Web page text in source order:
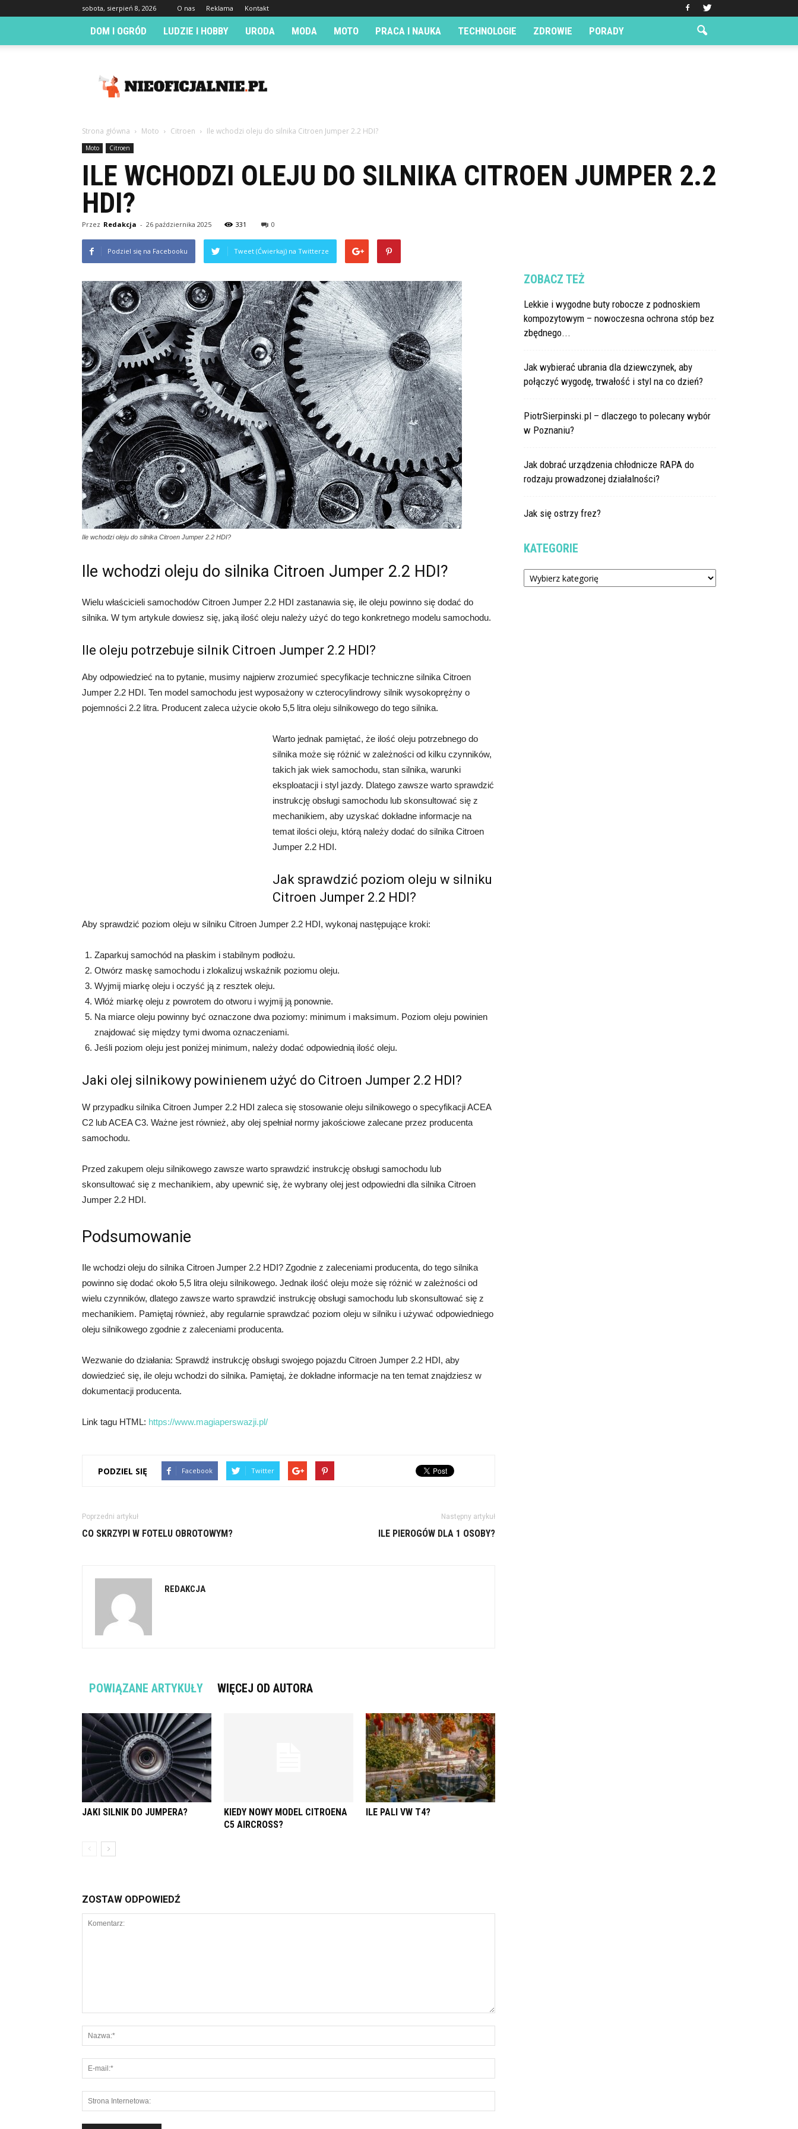
sobota, sierpień 8, 2026 O nas Reklama Kontakt
DOM I OGRÓD LUDZIE I HOBBY URODA MODA MOTO PRACA I NAUKA TECHNOLOGIE ZDROWIE PORADY
Strona główna Moto Citroen Ile wchodzi oleju do silnika Citroen Jumper 2.2 HDI?
Moto Citroen
ILE WCHODZI OLEJU DO SILNIKA CITROEN JUMPER 2.2
HDI?
Przez Redakcja - 26 października 2025 331 0
Podziel się na Facebooku Tweet (Ćwierkaj) na Twitterze
Ile wchodzi oleju do silnika Citroen Jumper 2.2 HDI?
Ile wchodzi oleju do silnika Citroen Jumper 2.2 HDI?
Wielu właścicieli samochodów Citroen Jumper 2.2 HDI zastanawia się, ile oleju powinno się dodać do
silnika. W tym artykule dowiesz się, jaką ilość oleju należy użyć do tego konkretnego modelu samochodu.
Ile oleju potrzebuje silnik Citroen Jumper 2.2 HDI?
Aby odpowiedzieć na to pytanie, musimy najpierw zrozumieć specyfikacje techniczne silnika Citroen
Jumper 2.2 HDI. Ten model samochodu jest wyposażony w czterocylindrowy silnik wysokoprężny o
pojemności 2.2 litra. Producent zaleca użycie około 5,5 litra oleju silnikowego do tego silnika.
Warto jednak pamiętać, że ilość oleju potrzebnego do
silnika może się różnić w zależności od kilku czynników,
takich jak wiek samochodu, stan silnika, warunki
eksploatacji i styl jazdy. Dlatego zawsze warto sprawdzić
instrukcję obsługi samochodu lub skonsultować się z
mechanikiem, aby uzyskać dokładne informacje na
temat ilości oleju, którą należy dodać do silnika Citroen
Jumper 2.2 HDI.
Jak sprawdzić poziom oleju w silniku
Citroen Jumper 2.2 HDI?
Aby sprawdzić poziom oleju w silniku Citroen Jumper 2.2 HDI, wykonaj następujące kroki:
Zaparkuj samochód na płaskim i stabilnym podłożu.
Otwórz maskę samochodu i zlokalizuj wskaźnik poziomu oleju.
Wyjmij miarkę oleju i oczyść ją z resztek oleju.
Włóż miarkę oleju z powrotem do otworu i wyjmij ją ponownie.
Na miarce oleju powinny być oznaczone dwa poziomy: minimum i maksimum. Poziom oleju powinien
znajdować się między tymi dwoma oznaczeniami.
Jeśli poziom oleju jest poniżej minimum, należy dodać odpowiednią ilość oleju.
Jaki olej silnikowy powinienem użyć do Citroen Jumper 2.2 HDI?
W przypadku silnika Citroen Jumper 2.2 HDI zaleca się stosowanie oleju silnikowego o specyfikacji ACEA
C2 lub ACEA C3. Ważne jest również, aby olej spełniał normy jakościowe zalecane przez producenta
samochodu.
Przed zakupem oleju silnikowego zawsze warto sprawdzić instrukcję obsługi samochodu lub
skonsultować się z mechanikiem, aby upewnić się, że wybrany olej jest odpowiedni dla silnika Citroen
Jumper 2.2 HDI.
Podsumowanie
Ile wchodzi oleju do silnika Citroen Jumper 2.2 HDI? Zgodnie z zaleceniami producenta, do tego silnika
powinno się dodać około 5,5 litra oleju silnikowego. Jednak ilość oleju może się różnić w zależności od
wielu czynników, dlatego zawsze warto sprawdzić instrukcję obsługi samochodu lub skonsultować się z
mechanikiem. Pamiętaj również, aby regularnie sprawdzać poziom oleju w silniku i używać odpowiedniego
oleju silnikowego zgodnie z zaleceniami producenta.
Wezwanie do działania: Sprawdź instrukcję obsługi swojego pojazdu Citroen Jumper 2.2 HDI, aby
dowiedzieć się, ile oleju wchodzi do silnika. Pamiętaj, że dokładne informacje na ten temat znajdziesz w
dokumentacji producenta.
Link tagu HTML: https://www.magiaperswazji.pl/
PODZIEL SIĘ Facebook Twitter
Poprzedni artykuł
CO SKRZYPI W FOTELU OBROTOWYM?
Następny artykuł
ILE PIEROGÓW DLA 1 OSOBY?
REDAKCJA
POWIĄZANE ARTYKUŁY WIĘCEJ OD AUTORA
JAKI SILNIK DO JUMPERA?
KIEDY NOWY MODEL CITROENA
C5 AIRCROSS?
ILE PALI VW T4?
ZOSTAW ODPOWIEDŹ
ZOBACZ TEŻ
Lekkie i wygodne buty robocze z podnoskiem
kompozytowym – nowoczesna ochrona stóp bez
zbędnego...
Jak wybierać ubrania dla dziewczynek, aby
połączyć wygodę, trwałość i styl na co dzień?
PiotrSierpinski.pl – dlaczego to polecany wybór
w Poznaniu?
Jak dobrać urządzenia chłodnicze RAPA do
rodzaju prowadzonej działalności?
Jak się ostrzy frez?
KATEGORIE
Kategorie